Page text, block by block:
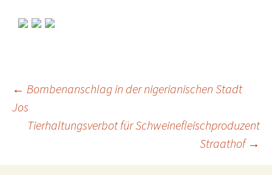
Post
navigation
← Bombenanschlag in der nigerianischen Stadt
Jos
Tierhaltungsverbot für Schweinefleischproduzent
Straathof →